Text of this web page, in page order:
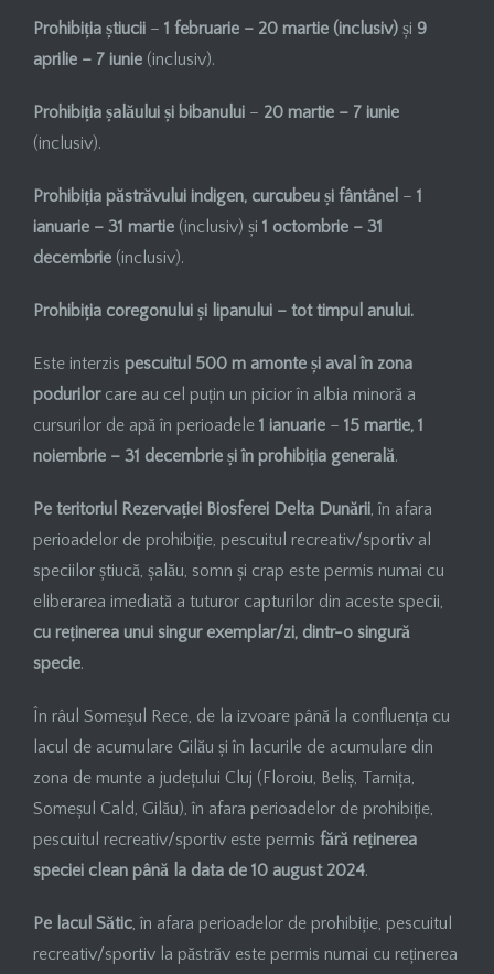
Prohibiția știucii – 1 februarie – 20 martie (inclusiv) și 9
aprilie – 7 iunie (inclusiv).
Prohibiția șalăului și bibanului – 20 martie – 7 iunie
(inclusiv).
Prohibiția păstrăvului indigen, curcubeu și fântânel – 1
ianuarie – 31 martie (inclusiv) și 1 octombrie – 31
decembrie (inclusiv).
Prohibiția coregonului și lipanului – tot timpul anului.
Este interzis pescuitul 500 m amonte și aval în zona
podurilorcare au cel puțin un picior în albia minoră a
cursurilor de apă în perioadele 1 ianuarie – 15 martie, 1
noiembrie – 31 decembrie și în prohibiția generală.
Pe teritoriul Rezervației Biosferei Delta Dunării, în afara
perioadelor de prohibiție, pescuitul recreativ/sportiv al
speciilor știucă, șalău, somn și crap este permis numai cu
eliberarea imediată a tuturor capturilor din aceste specii,
cu reținerea unui singur exemplar/zi, dintr-o singură
specie.
În râul Someșul Rece, de la izvoare până la confluența cu
lacul de acumulare Gilău și în lacurile de acumulare din
zona de munte a județului Cluj (Floroiu, Beliș, Tarnița,
Someșul Cald, Gilău), în afara perioadelor de prohibiție,
pescuitul recreativ/sportiv este permis fără reținerea
speciei clean până la data de 10 august 2024.
Pe lacul Sătic, în afara perioadelor de prohibiție, pescuitul
recreativ/sportiv la păstrăv este permis numai cu reținerea